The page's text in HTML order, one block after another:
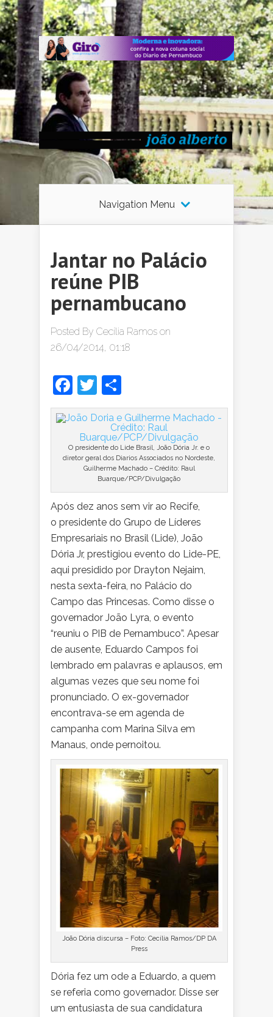
Navigation Menu
Jantar no Palácio
reúne PIB
pernambucano
Posted By Cecília Ramos on
26/04/2014, 01:18
Facebook
Twitter
O presidente do Lide Brasil, João Dória Jr. e o
diretor geral dos Diarios Associados no Nordeste,
Guilherme Machado – Crédito: Raul
Buarque/PCP/Divulgação
Após dez anos sem vir ao Recife,
o presidente do Grupo de Líderes
Empresariais no Brasil (Lide), João
Dória Jr, prestigiou evento do Lide-PE,
aqui presidido por Drayton Nejaim,
nesta sexta-feira, no Palácio do
Campo das Princesas. Como disse o
governador João Lyra, o evento
“reuniu o PIB de Pernambuco”. Apesar
de ausente, Eduardo Campos foi
lembrado em palavras e aplausos, em
algumas vezes que seu nome foi
pronunciado. O ex-governador
encontrava-se em agenda de
campanha com Marina Silva em
Manaus, onde pernoitou.
João Dória discursa – Foto: Cecília Ramos/DP DA
Press
Dória fez um ode a Eduardo, a quem
se referia como governador. Disse ser
um entusiasta de sua candidatura